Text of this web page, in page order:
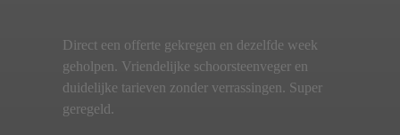
Direct een offerte gekregen en dezelfde week
geholpen. Vriendelijke schoorsteenveger en
duidelijke tarieven zonder verrassingen. Super
geregeld.